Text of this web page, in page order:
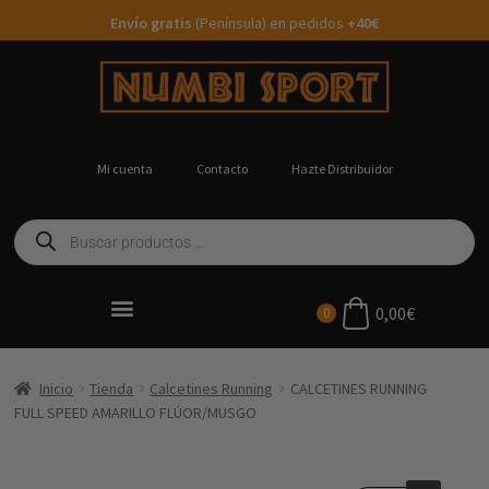
Envío gratis (Península) en pedidos +40€
Mi cuenta Contacto Hazte Distribuidor
0 0,00€
Inicio Tienda Calcetines Running
CALCETINES RUNNING
FULL SPEED AMARILLO FLÚOR/MUSGO